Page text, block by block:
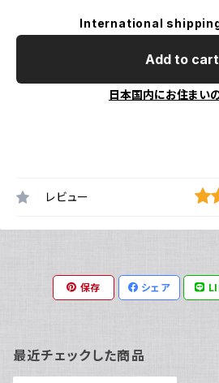
International
Add to cart
日本国内にお住まい
レビュー
保存 シェア
最近チェックした商品